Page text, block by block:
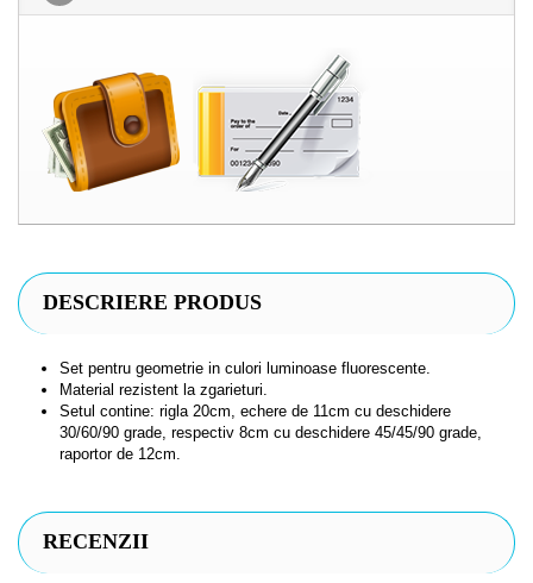
DESCRIERE PRODUS
Set pentru geometrie in culori luminoase fluorescente.
Material rezistent la zgarieturi.
Setul contine: rigla 20cm, echere de 11cm cu deschidere
30/60/90 grade, respectiv 8cm cu deschidere 45/45/90 grade,
raportor de 12cm.
RECENZII